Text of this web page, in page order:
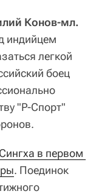
Конов-мл.
индийцем
легкой
боец
"Р-Спорт"
в первом
. Поединок